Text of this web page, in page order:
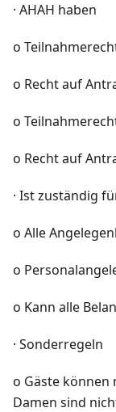
· AHAH haben
o
o Recht auf
o
o Recht auf
· Ist zuständig
o Alle
o
o Kann alle
· Sonderregeln
o Gäste können
Damen sind